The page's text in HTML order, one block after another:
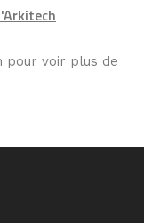
pour voir plus de